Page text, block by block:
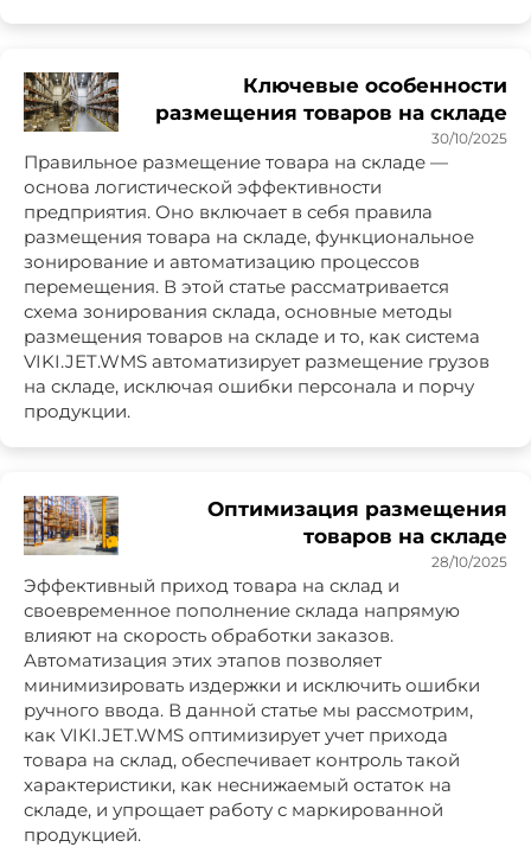
Ключевые особенности
размещения товаров на складе
30/10/2025
Правильное размещение товара на складе —
основа логистической эффективности
предприятия. Оно включает в себя правила
размещения товара на складе, функциональное
зонирование и автоматизацию процессов
перемещения. В этой статье рассматривается
схема зонирования склада, основные методы
размещения товаров на складе и то, как система
VIKI.JET.WMS автоматизирует размещение грузов
на складе, исключая ошибки персонала и порчу
продукции.
Оптимизация размещения
товаров на складе
28/10/2025
Эффективный приход товара на склад и
своевременное пополнение склада напрямую
влияют на скорость обработки заказов.
Автоматизация этих этапов позволяет
минимизировать издержки и исключить ошибки
ручного ввода. В данной статье мы рассмотрим,
как VIKI.JET.WMS оптимизирует учет прихода
товара на склад, обеспечивает контроль такой
характеристики, как неснижаемый остаток на
складе, и упрощает работу с маркированной
продукцией.